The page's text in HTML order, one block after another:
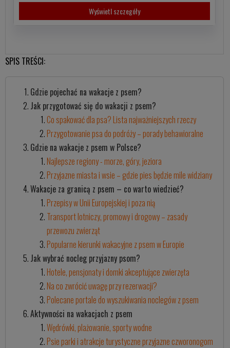
Wyświetl szczegóły
SPIS TREŚCI:
Gdzie pojechać na wakacje z psem?
Jak przygotować się do wakacji z psem?
Co spakować dla psa? Lista najważniejszych rzeczy
Przygotowanie psa do podróży – porady behawioralne
Gdzie na wakacje z psem w Polsce?
Najlepsze regiony - morze, góry, jeziora
Przyjazne miasta i wsie – gdzie pies będzie mile widziany
Wakacje za granicą z psem – co warto wiedzieć?
Przepisy w Unii Europejskiej i poza nią
Transport lotniczy, promowy i drogowy – zasady
przewozu zwierząt
Popularne kierunki wakacyjne z psem w Europie
Jak wybrać nocleg przyjazny psom?
Hotele, pensjonaty i domki akceptujące zwierzęta
Na co zwrócić uwagę przy rezerwacji?
Polecane portale do wyszukiwania noclegów z psem
Aktywności na wakacjach z psem
Wędrówki, plażowanie, sporty wodne
Psie parki i atrakcje turystyczne przyjazne czworonogom